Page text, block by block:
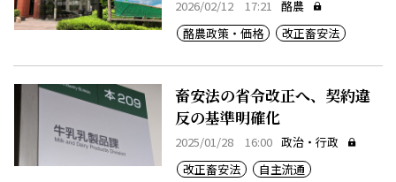
2026/02/12 17:21
酪農
酪農政策・価格
改正畜安法
畜安法の省令改正へ、契約違
反の基準明確化
2025/01/28 16:00 政治・行政
改正畜安法
自主流通